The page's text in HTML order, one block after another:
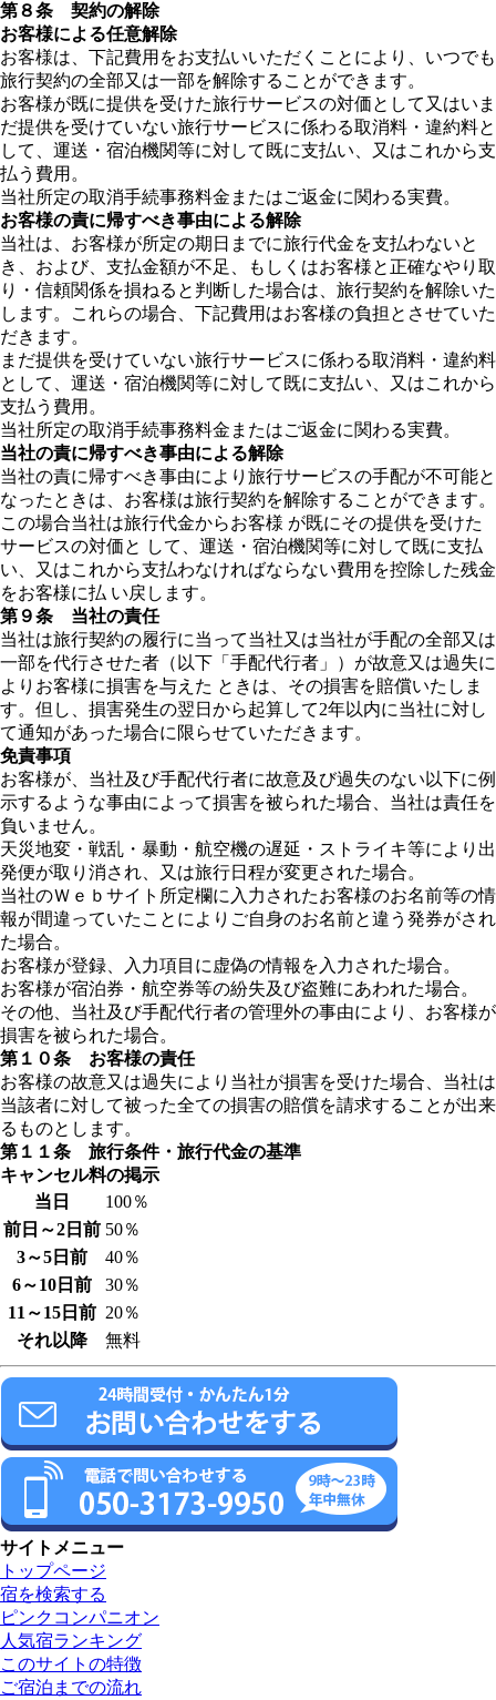
第８条 契約の解除
お客様による任意解除
お客様は、下記費用をお支払いいただくことにより、いつでも
旅行契約の全部又は一部を解除することができます。
お客様が既に提供を受けた旅行サービスの対価として又はいま
だ提供を受けていない旅行サービスに係わる取消料・違約料と
して、運送・宿泊機関等に対して既に支払い、又はこれから支
払う費用。
当社所定の取消手続事務料金またはご返金に関わる実費。
お客様の責に帰すべき事由による解除
当社は、お客様が所定の期日までに旅行代金を支払わないと
き、および、支払金額が不足、もしくはお客様と正確なやり取
り・信頼関係を損ねると判断した場合は、旅行契約を解除いた
します。これらの場合、下記費用はお客様の負担とさせていた
だきます。
まだ提供を受けていない旅行サービスに係わる取消料・違約料
として、運送・宿泊機関等に対して既に支払い、又はこれから
支払う費用。
当社所定の取消手続事務料金またはご返金に関わる実費。
当社の責に帰すべき事由による解除
当社の責に帰すべき事由により旅行サービスの手配が不可能と
なったときは、お客様は旅行契約を解除することができます。
この場合当社は旅行代金からお客様 が既にその提供を受けた
サービスの対価と して、運送・宿泊機関等に対して既に支払
い、又はこれから支払わなければならない費用を控除した残金
をお客様に払 い戻します。
第９条 当社の責任
当社は旅行契約の履行に当って当社又は当社が手配の全部又は
一部を代行させた者（以下「手配代行者」）が故意又は過失に
よりお客様に損害を与えた ときは、その損害を賠償いたしま
す。但し、損害発生の翌日から起算して2年以内に当社に対し
て通知があった場合に限らせていただきます。
免責事項
お客様が、当社及び手配代行者に故意及び過失のない以下に例
示するような事由によって損害を被られた場合、当社は責任を
負いません。
天災地変・戦乱・暴動・航空機の遅延・ストライキ等により出
発便が取り消され、又は旅行日程が変更された場合。
当社のＷｅｂサイト所定欄に入力されたお客様のお名前等の情
報が間違っていたことによりご自身のお名前と違う発券がされ
た場合。
お客様が登録、入力項目に虚偽の情報を入力された場合。
お客様が宿泊券・航空券等の紛失及び盗難にあわれた場合。
その他、当社及び手配代行者の管理外の事由により、お客様が
損害を被られた場合。
第１０条 お客様の責任
お客様の故意又は過失により当社が損害を受けた場合、当社は
当該者に対して被った全ての損害の賠償を請求することが出来
るものとします。
第１１条 旅行条件・旅行代金の基準
キャンセル料の掲示
当日
100％
前日～2日前 50％
3～5日前
40％
6～10日前
30％
11～15日前 20％
それ以降
無料
サイトメニュー
トップページ
宿を検索する
ピンクコンパニオン
人気宿ランキング
このサイトの特徴
ご宿泊までの流れ